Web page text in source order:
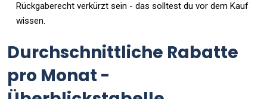
Rückgaberecht verkürzt sein - das solltest du vor dem Kauf
wissen.
Durchschnittliche Rabatte
pro Monat -